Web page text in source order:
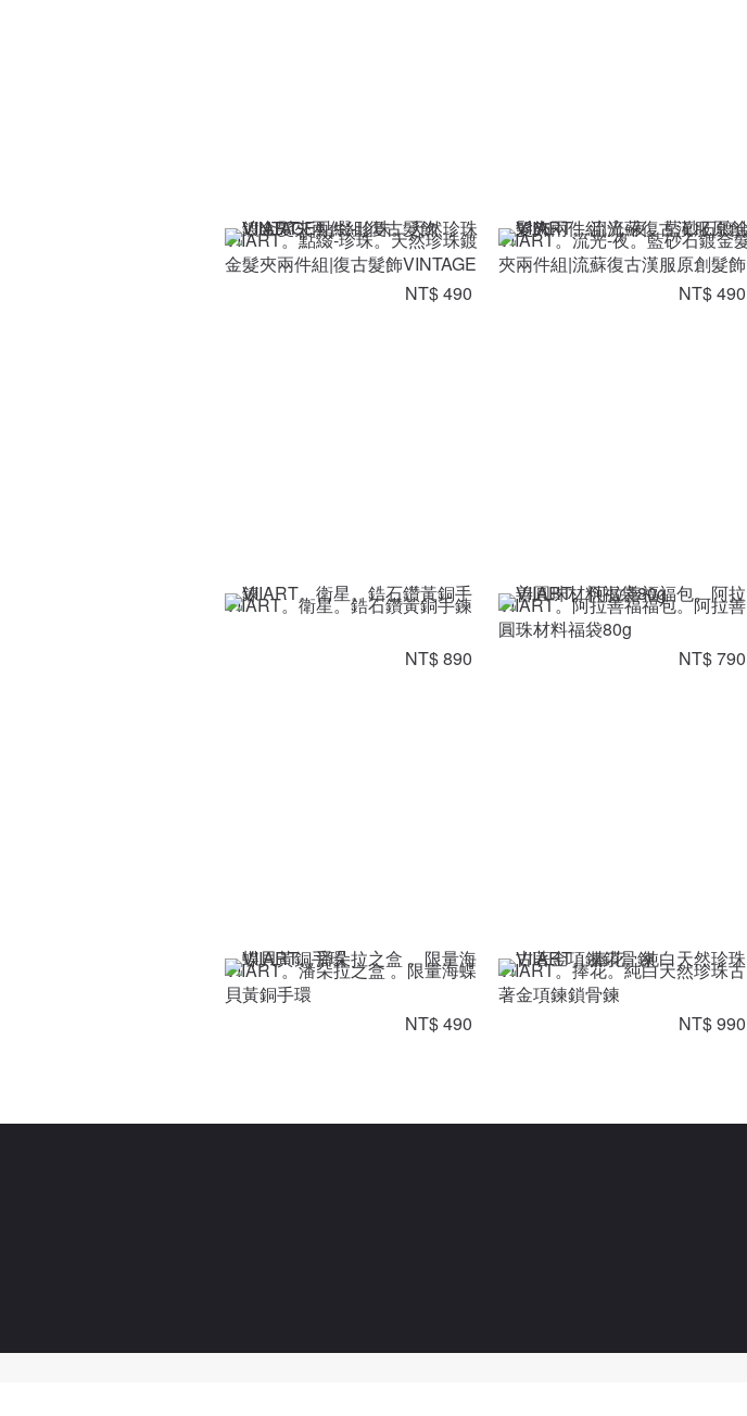
VIIART。點綴-珍珠。天然珍珠鍍
金髮夾兩件組|復古髮飾VINTAGE
NT$ 490
VIIART。流光-夜。藍砂石鍍金
夾兩件組|流蘇復古漢服原創髮飾
NT$ 490
VIIART。衛星。鋯石鑽黃銅手鍊
NT$ 890
VIIART。阿拉善福福包。阿拉善
圓珠材料福袋80g
NT$ 790
VIIART。潘朵拉之盒 。限量海蝶
貝黃銅手環
NT$ 490
VIIART。捧花。純白天然珍珠古
著金項鍊鎖骨鍊
NT$ 990